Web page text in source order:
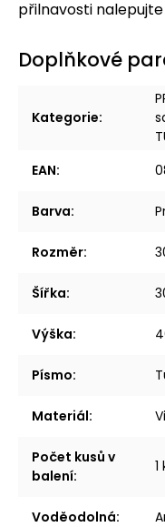
přilnavosti
Doplňkové
Kategorie:
EAN:
Barva:
Rozměr:
Šířka:
Výška:
Písmo:
Materiál:
Počet kusů v
balení:
1
Voděodolná: